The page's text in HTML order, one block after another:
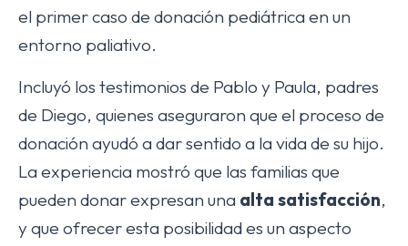
el primer caso de donación pediátrica en un
entorno paliativo.
Incluyó los testimonios de Pablo y Paula, padres
de Diego, quienes aseguraron que el proceso de
donación ayudó a dar sentido a la vida de su hijo.
La experiencia mostró que las familias que
pueden donar expresan una alta satisfacción,
y que ofrecer esta posibilidad es un aspecto